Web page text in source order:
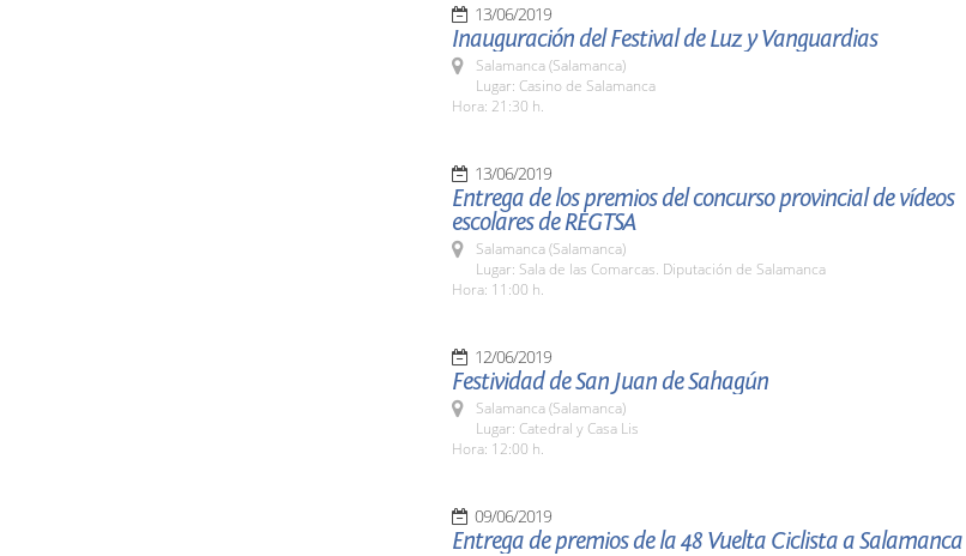
13/06/2019
Inauguración del Festival de Luz y Vanguardias
Salamanca (Salamanca)
Lugar: Casino de Salamanca
Hora: 21:30 h.
13/06/2019
Entrega de los premios del concurso provincial de vídeos
escolares de REGTSA
Salamanca (Salamanca)
Lugar: Sala de las Comarcas. Diputación de Salamanca
Hora: 11:00 h.
12/06/2019
Festividad de San Juan de Sahagún
Salamanca (Salamanca)
Lugar: Catedral y Casa Lis
Hora: 12:00 h.
09/06/2019
Entrega de premios de la 48 Vuelta Ciclista a Salamanca